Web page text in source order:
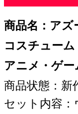
商品名：ア
コスチューム
アニメ・ゲ
商品状態：新
セット内容：